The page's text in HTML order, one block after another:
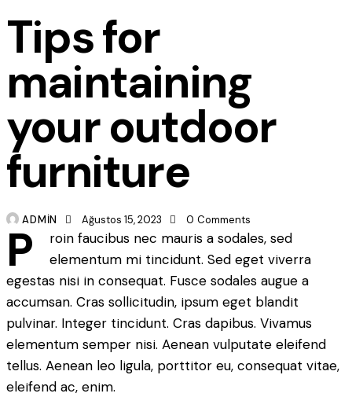
Tips for
maintaining
your outdoor
furniture
ADMIN Ağustos 15, 2023 0 Comments
P
roin faucibus nec mauris a sodales, sed
elementum mi tincidunt. Sed eget viverra
egestas nisi in consequat. Fusce sodales augue a
accumsan. Cras sollicitudin, ipsum eget blandit
pulvinar. Integer tincidunt. Cras dapibus. Vivamus
elementum semper nisi. Aenean vulputate eleifend
tellus. Aenean leo ligula, porttitor eu, consequat vitae,
eleifend ac, enim.